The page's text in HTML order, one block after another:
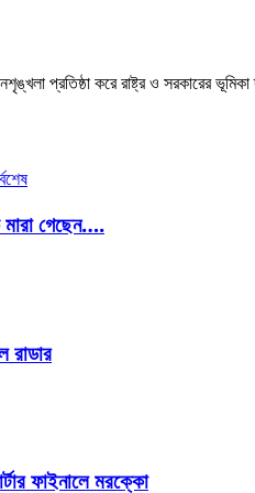
প্রতিষ্ঠা করে রাষ্ট্র ও সরকারের
গেছেন….
রাডার
ফাইনালে মরক্কো